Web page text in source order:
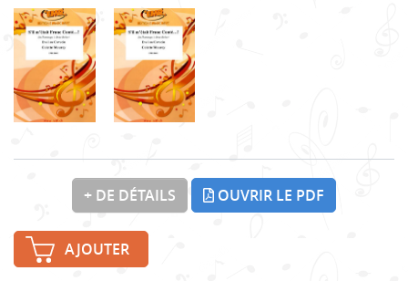
+ DE DÉTAILS OUVRIR LE PDF
AJOUTER